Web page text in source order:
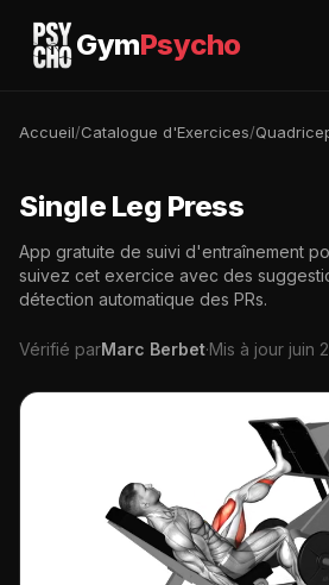
GymPsycho
Accueil/Catalogue d'Exercices/
Single Leg Press
App gratuite de suivi d'entraînement
suivez cet exercice avec des
détection automatique des PRs.
Vérifié parMarc Berbet·Mis à jour juin